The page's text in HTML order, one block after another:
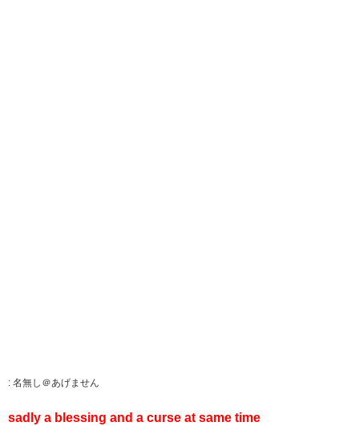
: 名無し＠あげません
sadly a blessing and a curse at same time